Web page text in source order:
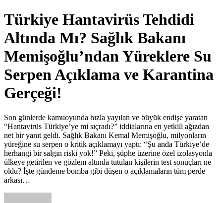
Türkiye Hantavirüs Tehdidi
Altında Mı? Sağlık Bakanı
Memişoğlu’ndan Yüreklere Su
Serpen Açıklama ve Karantina
Gerçeği!
Son günlerde kamuoyunda hızla yayılan ve büyük endişe yaratan
“Hantavirüs Türkiye’ye mi sıçradı?” iddialarına en yetkili ağızdan
net bir yanıt geldi. Sağlık Bakanı Kemal Memişoğlu, milyonların
yüreğine su serpen o kritik açıklamayı yaptı: “Şu anda Türkiye’de
herhangi bir salgın riski yok!” Peki, şüphe üzerine özel izolasyonla
ülkeye getirilen ve gözlem altında tutulan kişilerin test sonuçları ne
oldu? İşte gündeme bomba gibi düşen o açıklamaların tüm perde
arkası…